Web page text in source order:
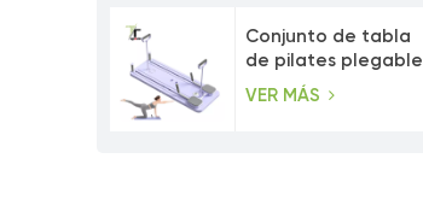
Conjunto de tabla
de pilates plegable
multiusos para
VER MÁS